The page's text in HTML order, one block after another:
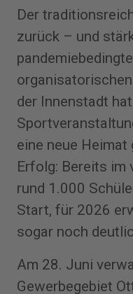
Der
zurück – und
der Innenstadt
eine neue
Erfolg: Bereits im
rund 1.000
Start, für 2026
sogar noch
Am 28. Juni
Gewerbegebiet